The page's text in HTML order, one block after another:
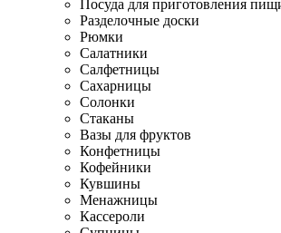
Посуда для приготовления
Разделочные доски
Рюмки
Салатники
Салфетницы
Сахарницы
Солонки
Стаканы
Вазы для фруктов
Конфетницы
Кофейники
Кувшины
Менажницы
Кассероли